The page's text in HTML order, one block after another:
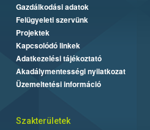
Gazdálkodási adatok
Felügyeleti szervünk
Projektek
Kapcsolódó linkek
Adatkezelési tájékoztató
Akadálymentességi nyilatkozat
Üzemeltetési információ
Szakterületek